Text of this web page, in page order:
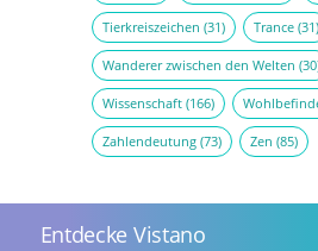
Tierkreiszeichen (31) Trance(31)
Wanderer zwischen den Welten
Wissenschaft(166)
Zahlendeutung(73) Zen (85)
Entdecke Vistano